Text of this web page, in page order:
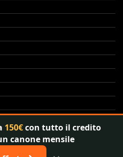
150€con tutto il credito
canone mensile